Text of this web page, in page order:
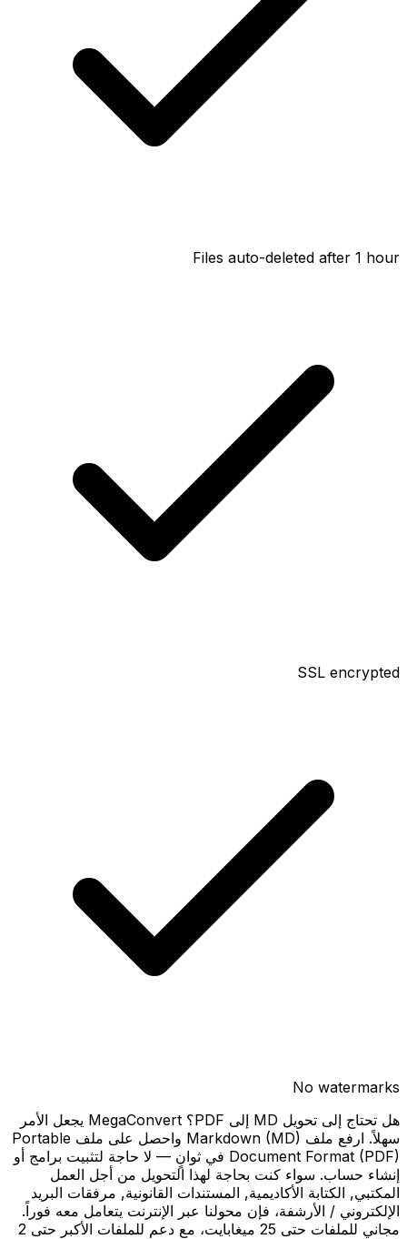
Files auto-deleted after 1 hour
SSL encrypted
No watermarks
هل تحتاج إلى تحويل MD إلى PDF؟ MegaConvert يجعل الأمر
سهلاً. ارفع ملف Markdown (MD) واحصل على ملف Portable
Document Format (PDF) في ثوانٍ — لا حاجة لتثبيت برامج أو
إنشاء حساب. سواء كنت بحاجة لهذا التحويل من أجل العمل
المكتبي, الكتابة الأكاديمية, المستندات القانونية, مرفقات البريد
الإلكتروني / الأرشفة، فإن محولنا عبر الإنترنت يتعامل معه فوراً.
مجاني للملفات حتى 25 ميغابايت، مع دعم للملفات الأكبر حتى 2